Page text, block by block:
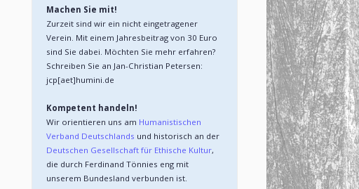
Machen Sie mit!
Zurzeit sind wir ein nicht eingetragener
Verein. Mit einem Jahresbeitrag von 30 Euro
sind Sie dabei. Möchten Sie mehr erfahren?
Schreiben Sie an Jan-Christian Petersen:
jcp[aet]humini.de
Kompetent handeln!
Wir orientieren uns am Humanistischen
Verband Deutschlands
Deutschen Gesellschaft für Ethische Kultur,
die durch Ferdinand Tönnies eng mit
unserem Bundesland verbunden ist.